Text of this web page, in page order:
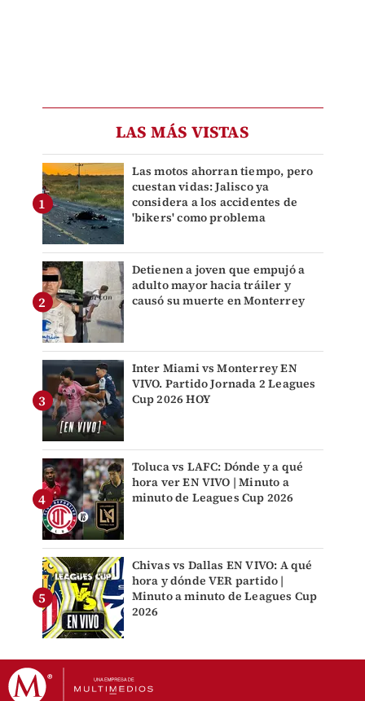
LAS MÁS VISTAS
Las motos ahorran tiempo, pero
cuestan vidas: Jalisco ya
considera a los accidentes de
'bikers' como problema
Detienen a joven que empujó a
adulto mayor hacia tráiler y
causó su muerte en Monterrey
Inter Miami vs Monterrey EN
VIVO. Partido Jornada 2 Leagues
Cup 2026 HOY
Toluca vs LAFC: Dónde y a qué
hora ver EN VIVO | Minuto a
minuto de Leagues Cup 2026
Chivas vs Dallas EN VIVO: A qué
hora y dónde VER partido |
Minuto a minuto de Leagues Cup
2026